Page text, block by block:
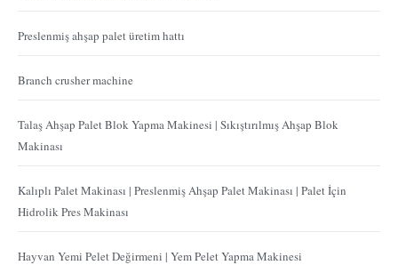
Preslenmiş ahşap palet üretim hattı
Branch crusher machine
Talaş Ahşap Palet Blok Yapma Makinesi | Sıkıştırılmış Ahşap Blok
Makinası
Kalıplı Palet Makinası | Preslenmiş Ahşap Palet Makinası | Palet İçin
Hidrolik Pres Makinası
Hayvan Yemi Pelet Değirmeni | Yem Pelet Yapma Makinesi